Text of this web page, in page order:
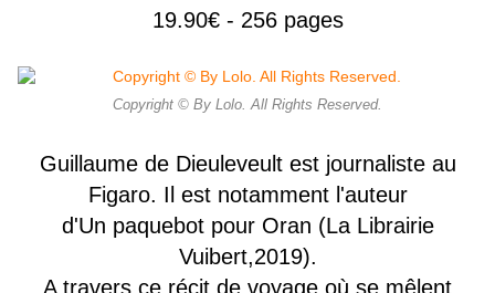
19.90€ - 256 pages
Copyright © By Lolo. All Rights Reserved.
Guillaume de Dieuleveult est journaliste au
Figaro. Il est notamment l'auteur
d'Un paquebot pour Oran (La Librairie
Vuibert,2019).
A travers ce récit de voyage où se mêlent